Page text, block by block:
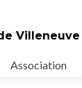
Association